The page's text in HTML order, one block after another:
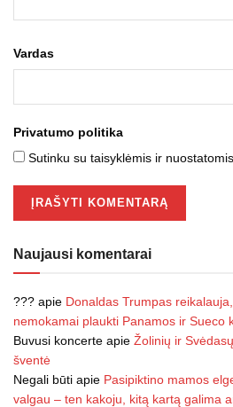
Vardas
Privatumo politika
Sutinku su taisyklėmis ir
Naujausi komentarai
??? apie Donaldas Trumpas
nemokamai plaukti Panamos ir Sueco
Buvusi koncerte apie Žolinių ir
šventė
Negali būti apie Pasipiktino mamos
valgau – ten kakoju, kitą kartą galima